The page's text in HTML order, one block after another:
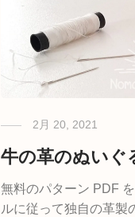
2月 20, 2021
牛の革のぬいぐ
無料のパターン PDF
ルに従って独自の革製